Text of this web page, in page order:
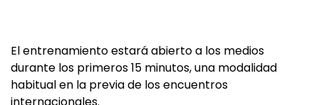
El entrenamiento estará abierto a los medios
durante los primeros 15 minutos, una modalidad
habitual en la previa de los encuentros